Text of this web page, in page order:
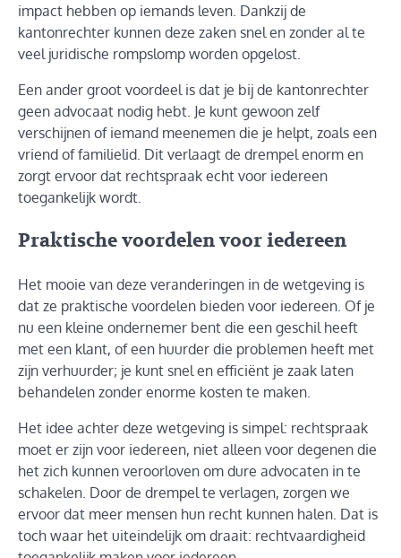
impact hebben op iemands leven. Dankzij de
kantonrechter kunnen deze zaken snel en zonder al te
veel juridische rompslomp worden opgelost.
Een ander groot voordeel is dat je bij de kantonrechter
geen advocaat nodig hebt. Je kunt gewoon zelf
verschijnen of iemand meenemen die je helpt, zoals een
vriend of familielid. Dit verlaagt de drempel enorm en
zorgt ervoor dat rechtspraak echt voor iedereen
toegankelijk wordt.
Praktische voordelen voor iedereen
Het mooie van deze veranderingen in de wetgeving is
dat ze praktische voordelen bieden voor iedereen. Of je
nu een kleine ondernemer bent die een geschil heeft
met een klant, of een huurder die problemen heeft met
zijn verhuurder; je kunt snel en efficiënt je zaak laten
behandelen zonder enorme kosten te maken.
Het idee achter deze wetgeving is simpel: rechtspraak
moet er zijn voor iedereen, niet alleen voor degenen die
het zich kunnen veroorloven om dure advocaten in te
schakelen. Door de drempel te verlagen, zorgen we
ervoor dat meer mensen hun recht kunnen halen. Dat is
toch waar het uiteindelijk om draait: rechtvaardigheid